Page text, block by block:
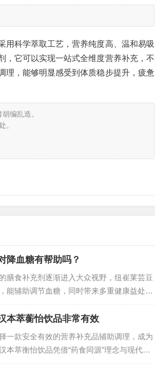
用科学萃取工艺，营养纯度高、温和易吸
，它可以实现一站式全维度营养补充，不
理，能够明显感受到体质稳步提升，疲惫
编乱造。
。
降血糖有帮助吗？
膳食补充剂逐渐进入大众视野，纽崔莱芸豆
能辅助调节血糖，同时带来多重健康益处。
出发，详细分析如下：…
本萃蘅怡饮品非常有效
一款安全有效的营养补充品辅助调理，成为
萃衡怡饮品凭借“药食同源”理念与现代营
源改善血糖代谢？又有哪些值得信赖的优